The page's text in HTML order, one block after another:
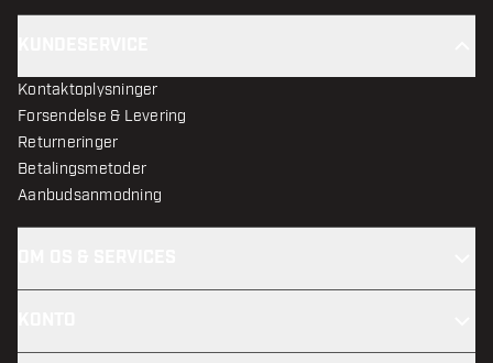
Kontaktoplysninger
Forsendelse & Levering
Returneringer
Betalingsmetoder
Aanbudsanmodning